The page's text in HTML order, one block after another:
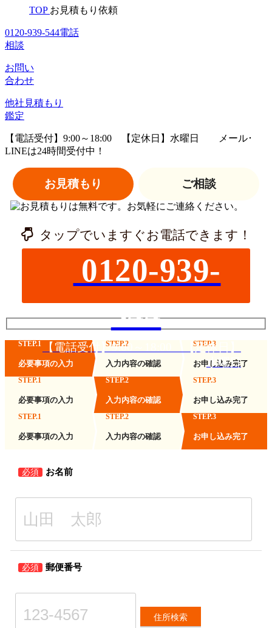
TOP お見積もり依頼
0120-939-544電話
相談
お問い
合わせ
他社見積もり
鑑定
【電話受付】9:00～18:00 【定休日】水曜日
メール･
LINEは24時間受付中！
お見積もり ご相談
タップでいますぐお電話できます！
0120-939-
544
【電話受付】9:00～18:00 【定休日】
水曜日
STEP.1
必要事項の入力
STEP.2
入力内容の確認
STEP.3
お申し込み完了
STEP.1
必要事項の入力
STEP.2
入力内容の確認
STEP.3
お申し込み完了
STEP.1
必要事項の入力
STEP.2
入力内容の確認
STEP.3
お申し込み完了
必須 お名前
必須 郵便番号
住所検索